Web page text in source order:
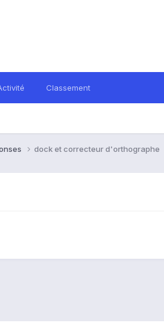
Classement
dock et correcteur d'orthographe